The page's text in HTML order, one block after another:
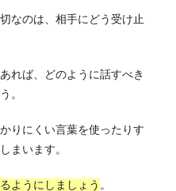
なのは、相手にどう受け止
れば、どのように話すべき
。
りにくい言葉を使ったりす
まいます。
ようにしましょう 。